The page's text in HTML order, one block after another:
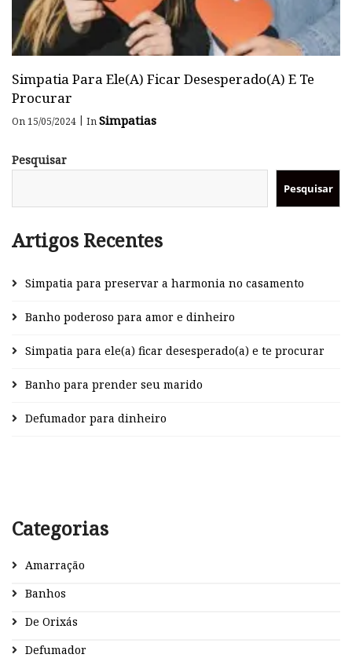
Simpatia Para Ele(a) Ficar Desesperado(a) E Te
Procurar
On 15/05/2024 | InSimpatias
Pesquisar
Pesquisar
Artigos Recentes
Simpatia para preservar a harmonia no casamento
Banho poderoso para amor e dinheiro
Simpatia para ele(a) ficar desesperado(a) e te procurar
Banho para prender seu marido
Defumador para dinheiro
Categorias
Amarração
Banhos
De Orixás
Defumador